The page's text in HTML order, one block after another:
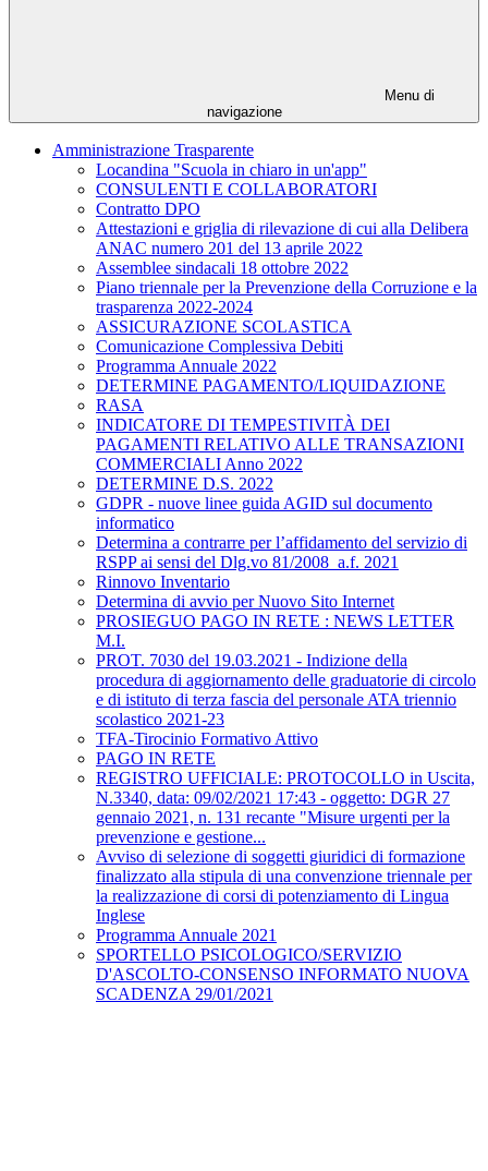
Menu di
navigazione
Amministrazione Trasparente
Locandina "Scuola in chiaro in un'app"
CONSULENTI E COLLABORATORI
Contratto DPO
Attestazioni e griglia di rilevazione di cui alla Delibera
ANAC numero 201 del 13 aprile 2022
Assemblee sindacali 18 ottobre 2022
Piano triennale per la Prevenzione della Corruzione e la
trasparenza 2022-2024
ASSICURAZIONE SCOLASTICA
Comunicazione Complessiva Debiti
Programma Annuale 2022
DETERMINE PAGAMENTO/LIQUIDAZIONE
RASA
INDICATORE DI TEMPESTIVITÀ DEI
PAGAMENTI RELATIVO ALLE TRANSAZIONI
COMMERCIALI Anno 2022
DETERMINE D.S. 2022
GDPR - nuove linee guida AGID sul documento
informatico
Determina a contrarre per l’affidamento del servizio di
RSPP ai sensi del Dlg.vo 81/2008_a.f. 2021
Rinnovo Inventario
Determina di avvio per Nuovo Sito Internet
PROSIEGUO PAGO IN RETE : NEWS LETTER
M.I.
PROT. 7030 del 19.03.2021 - Indizione della
procedura di aggiornamento delle graduatorie di circolo
e di istituto di terza fascia del personale ATA triennio
scolastico 2021-23
TFA-Tirocinio Formativo Attivo
PAGO IN RETE
REGISTRO UFFICIALE: PROTOCOLLO in Uscita,
N.3340, data: 09/02/2021 17:43 - oggetto: DGR 27
gennaio 2021, n. 131 recante "Misure urgenti per la
prevenzione e gestione...
Avviso di selezione di soggetti giuridici di formazione
finalizzato alla stipula di una convenzione triennale per
la realizzazione di corsi di potenziamento di Lingua
Inglese
Programma Annuale 2021
SPORTELLO PSICOLOGICO/SERVIZIO
D'ASCOLTO-CONSENSO INFORMATO NUOVA
SCADENZA 29/01/2021